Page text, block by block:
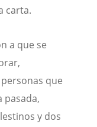
carta.
a que se
que
pasada,
y dos